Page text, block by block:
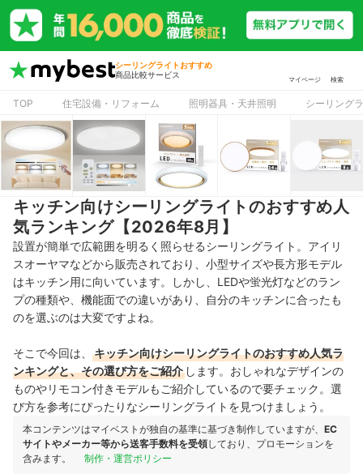
シーリングライトおすすめ
商品比較サービス
マイページ 検索
TOP 住宅設備・リフォーム 照明器具・天井照明 シーリング
キッチン向けシーリングライトのおすすめ人
気ランキング【2026年8月】
設置が簡単で広範囲を明るく照らせるシーリングライト。アイリ
スオーヤマなどから販売されており、小型サイズや長方形モデル
はキッチン用に向いています。しかし、LEDや蛍光灯などのラン
プの種類や、機能面での違いがあり、自分のキッチンに合ったも
のを選ぶのは大変ですよね。
そこで今回は、
キッチン向けシーリングライトのおすすめ人気ラ
ンキングと、その選び方をご紹介 します。おしゃれなデザインの
ものやリモコン付きモデルもご紹介しているので要チェック。選
び方を参考にぴったりなシーリングライトを見つけましょう。
本コンテンツはマイベストが独自の基準に基づき制作していますが、 EC
サイトやメーカー等から送客手数料を受領しており、プロモーションを
含みます。
制作・運営ポリシー